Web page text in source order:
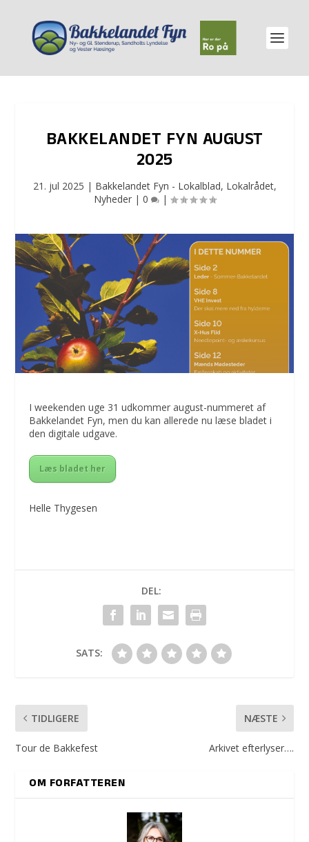
BAKKELANDET FYN AUGUST
2025
21. jul 2025 | Bakkelandet Fyn - Lokalblad, Lokalrådet,
Nyheder| 0 |
I weekenden uge 31 udkommer august-nummeret af
Bakkelandet Fyn, men du kan allerede nu læse bladet i
den digitale udgave.
Læs bladet her
Helle Thygesen
DEL:
SATS:
TIDLIGERE
Tour de Bakkefest
NÆSTE
Arkivet efterlyser….
OM FORFATTEREN